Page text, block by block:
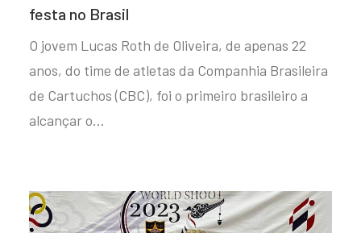
festa no Brasil
O jovem Lucas Roth de Oliveira, de apenas 22
anos, do time de atletas da Companhia Brasileira
de Cartuchos (CBC), foi o primeiro brasileiro a
alcançar o…